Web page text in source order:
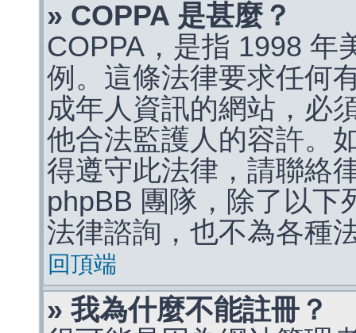
» COPPA 是甚麼？
COPPA，是指 1998 年
例。這條法律要求任何
成年人資訊的網站，必
他合法監護人的容許。
得遵守此法律，請聯絡
phpBB 團隊，除了以下
法律諮詢，也不為各種
回頂端
» 我為什麼不能註冊？